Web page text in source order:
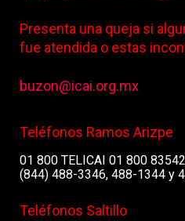
Presenta una queja si
fue atendida o estas
buzon@icai.org.mx
Teléfonos Ramos Arizpe
01 800 TELICAI 01 800
(844) 488-3346, 488-1344 y
Teléfonos Saltillo